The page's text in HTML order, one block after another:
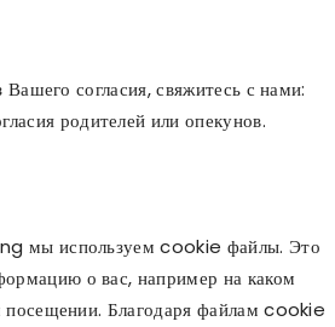
согласия, свяжитесь с нами:
родителей или опекунов.
мы используем cookie файлы. Это
о вас, например на каком
посещении. Благодаря файлам cookie